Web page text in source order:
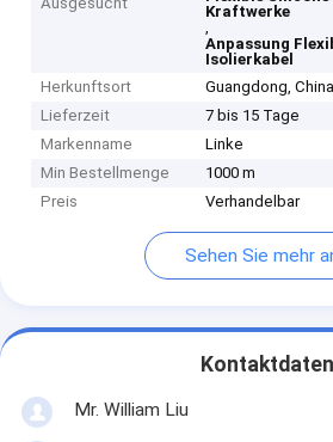
Kraftwerke
,
Anpassung
Isolierkabel
Herkunftsort
Guangdong, China
Lieferzeit
7 bis 15 Tage
Markenname
Linke
Min Bestellmenge
1000 m
Preis
Verhandelbar
Sehen Sie mehr
Kontaktdaten
Mr. William Liu